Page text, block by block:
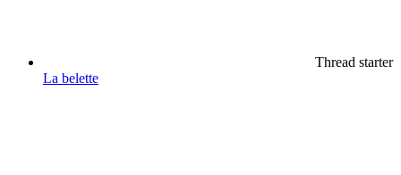
Thread starter
La belette